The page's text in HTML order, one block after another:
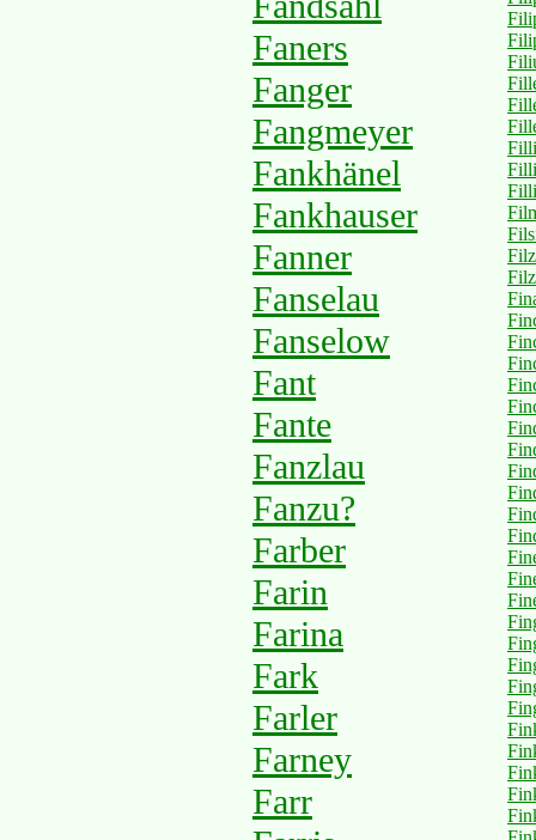
Faners
Fanger
Fangmeyer
Fankhänel
Fankhauser
Fanner
Fanselau
Fanselow
Fant
Fante
Fanzlau
Fanzu?
Farber
Farin
Farina
Fark
Farler
Farney
Farr
Filz